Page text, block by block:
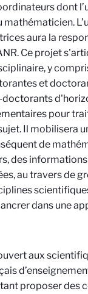
dont
aura la
Ce projet
y
et
pour
Il mobilisera
de
des
au travers de
dans une
aux
proposer des